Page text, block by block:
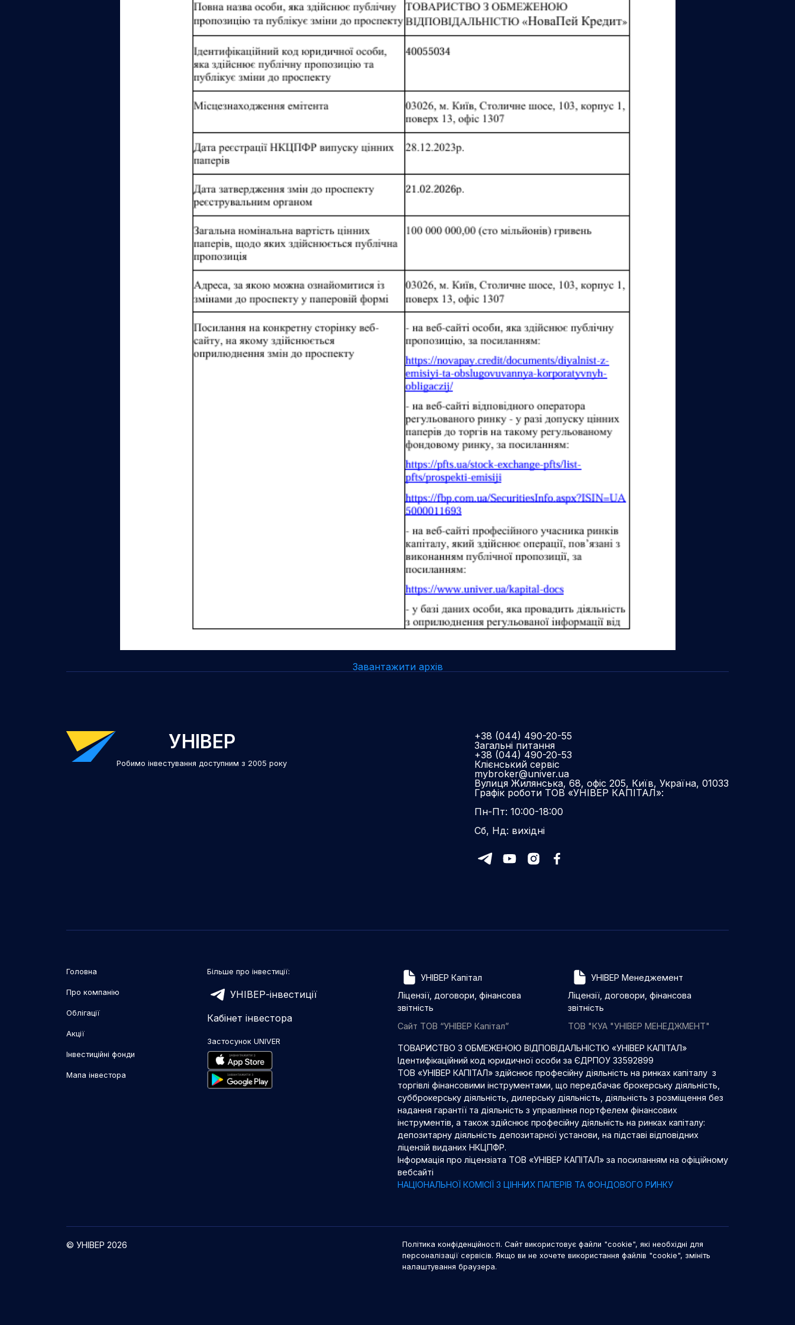
Завантажити архів
УНІВЕР
Робимо інвестування доступним з 2005 року
+38 (044) 490-20-55
Загальні питання
+38 (044) 490-20-53
Клієнський сервіс
mybroker@univer.ua
Вулиця Жилянська, 68, офіс 205, Київ, Україна, 01033
Графік роботи ТОВ «УНІВЕР КАПІТАЛ»:
Пн-Пт: 10:00-18:00
Сб, Нд: вихідні
Головна
Про компанію
Облігації
Акції
Інвестиційні фонди
Мапа інвестора
Більше про інвестиції:
УНІВЕР-інвестиції
Кабінет інвестора
Застосунок UNIVER
УНІВЕР Капітал
Ліцензії, договори, фінансова
звітність
Сайт ТОВ “УНІВЕР Капітал”
УНІВЕР Менеджемент
Ліцензії, договори, фінансова
звітність
ТОВ "КУА "УНІВЕР МЕНЕДЖМЕНТ"
ТОВАРИСТВО З ОБМЕЖЕНОЮ ВІДПОВІДАЛЬНІСТЮ «УНІВЕР КАПІТАЛ»
Ідентифікаційний код юридичної особи за ЄДРПОУ 33592899
ТОВ «УНІВЕР КАПІТАЛ» здійснює професійну діяльність на ринках капіталу з
торгівлі фінансовими інструментами, що передбачає брокерську діяльність,
субброкерську діяльність, дилерську діяльність, діяльність з розміщення без
надання гарантії та діяльність з управління портфелем фінансових
інструментів, а також здійснює професійну діяльність на ринках капіталу:
депозитарну діяльність депозитарної установи, на підставі відповідних
ліцензій виданих НКЦПФР.
Інформація про ліцензіата ТОВ «УНІВЕР КАПІТАЛ» за посиланням на офіційному
вебсайті
НАЦІОНАЛЬНОЇ КОМІСІЇ З ЦІННИХ ПАПЕРІВ ТА ФОНДОВОГО РИНКУ
© УНІВЕР 2026
Політика конфіденційності. Сайт використовує файли "cookie", які необхідні для
персоналізації сервісів. Якщо ви не хочете використання файлів "cookie", змініть
налаштування браузера.